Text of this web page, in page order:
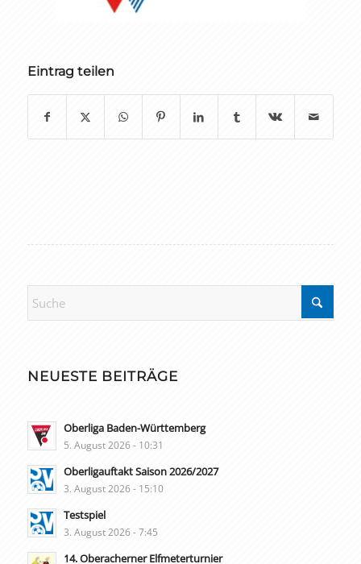
Eintrag teilen
NEUESTE BEITRÄGE
Oberliga Baden-Württemberg
5. August 2026 - 10:31
Oberligauftakt Saison 2026/2027
3. August 2026 - 15:10
Testspiel
3. August 2026 - 7:45
14. Oberacherner Elfmeterturnier